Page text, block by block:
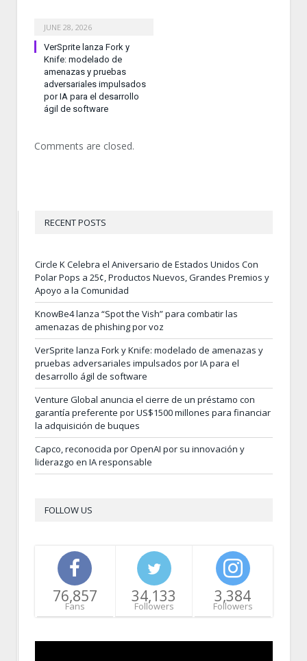
JUNE 28, 2026
VerSprite lanza Fork y
Knife: modelado de
amenazas y pruebas
adversariales impulsados
por IA para el desarrollo
ágil de software
Comments are closed.
RECENT POSTS
Circle K Celebra el Aniversario de Estados Unidos Con
Polar Pops a 25¢, Productos Nuevos, Grandes Premios y
Apoyo a la Comunidad
KnowBe4 lanza “Spot the Vish” para combatir las
amenazas de phishing por voz
VerSprite lanza Fork y Knife: modelado de amenazas y
pruebas adversariales impulsados por IA para el
desarrollo ágil de software
Venture Global anuncia el cierre de un préstamo con
garantía preferente por US$1500 millones para financiar
la adquisición de buques
Capco, reconocida por OpenAI por su innovación y
liderazgo en IA responsable
FOLLOW US
76,857
Fans
34,133
Followers
3,384
Followers